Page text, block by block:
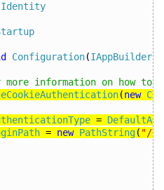
Configuration(IAppBuilder
information on how to
(new
=
= new PathString( "/